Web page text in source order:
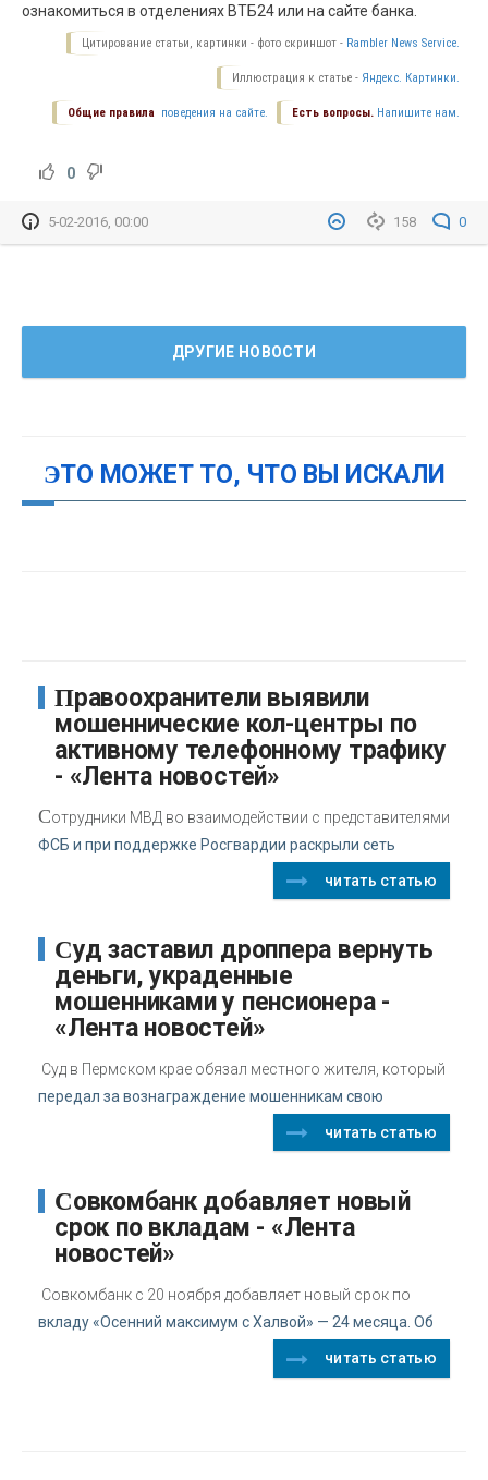
ознакомиться в отделениях ВТБ24 или на сайте банка.
Цитирование статьи, картинки - фото скриншот - Rambler News Service.
Иллюстрация к статье - Яндекс. Картинки.
Есть вопросы. Напишите нам.
Общие правила поведения на сайте.
0
158 0
5-02-2016, 00:00
ДРУГИЕ НОВОСТИ
ЭТО МОЖЕТ ТО, ЧТО ВЫ ИСКАЛИ
Правоохранители выявили
мошеннические кол-центры по
активному телефонному трафику
- «Лента новостей»
Сотрудники МВД во взаимодействии с представителями
ФСБ и при поддержке Росгвардии раскрыли сеть
читать статью
Суд заставил дроппера вернуть
деньги, украденные
мошенниками у пенсионера -
«Лента новостей»
Суд в Пермском крае обязал местного жителя, который
передал за вознаграждение мошенникам свою
читать статью
Совкомбанк добавляет новый
срок по вкладам - «Лента
новостей»
Совкомбанк с 20 ноября добавляет новый срок по
вкладу «Осенний максимум с Халвой» — 24 месяца. Об
читать статью